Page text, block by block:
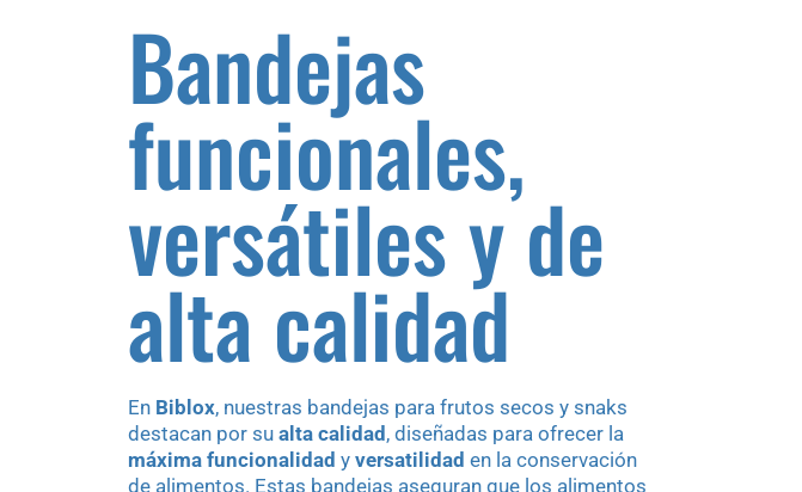
Bandejas
funcionales,
versátiles y de
alta calidad
En Biblox, nuestras bandejas para frutos secos y snaks
destacan por su alta calidad, diseñadas para ofrecer la
máxima funcionalidad y versatilidad en la conservación
de alimentos. Estas bandejas aseguran que los alimentos